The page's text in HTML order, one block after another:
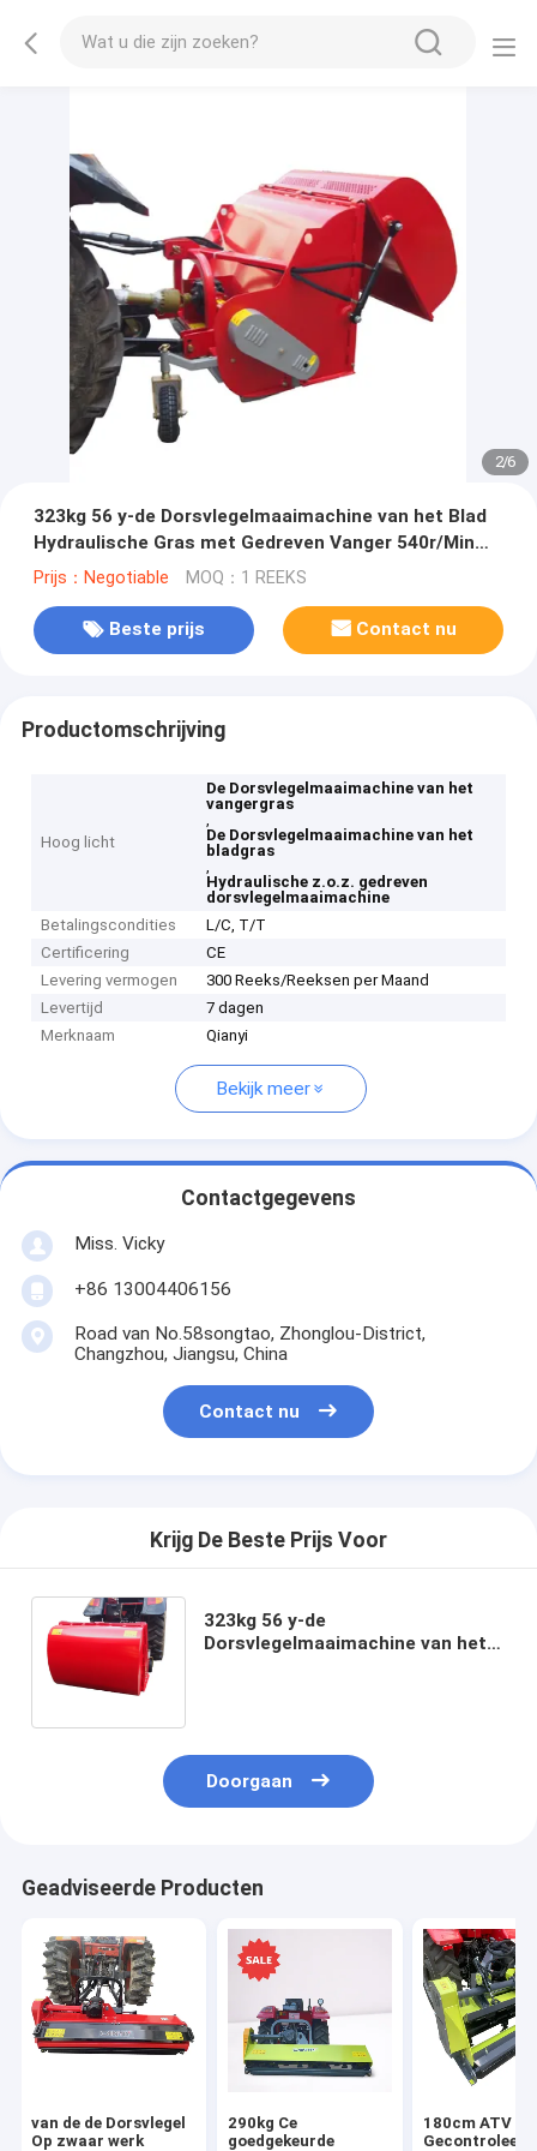
2/6
323kg 56 y-de Dorsvlegelmaaimachine van het Blad
Hydraulische Gras met Gedreven Vanger 540r/Min
z.o.z.
Prijs：Negotiable MOQ：1 REEKS
Beste prijs Contact nu
Productomschrijving
Hoog licht
De Dorsvlegelmaaimachine van het
vangergras
,
De Dorsvlegelmaaimachine van het
bladgras
,
Hydraulische z.o.z. gedreven
dorsvlegelmaaimachine
Betalingscondities
L/C, T/T
Certificering
CE
Levering vermogen
300 Reeks/Reeksen per Maand
Levertijd
7 dagen
Merknaam
Qianyi
Bekijk meer
Contactgegevens
Miss. Vicky
+86 13004406156
Road van No.58songtao, Zhonglou-District,
Changzhou, Jiangsu, China
Contact nu
Krijg De Beste Prijs Voor
323kg 56 y-de
Dorsvlegelmaaimachine van het
Doorgaan
Geadviseerde Producten
van de de Dorsvlegel
Op zwaar werk
290kg Ce
goedgekeurde
180cm ATV
Gecontroleerd